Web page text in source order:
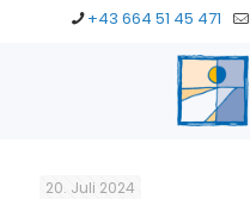
+43 664 51 45 471
20. Juli 2024